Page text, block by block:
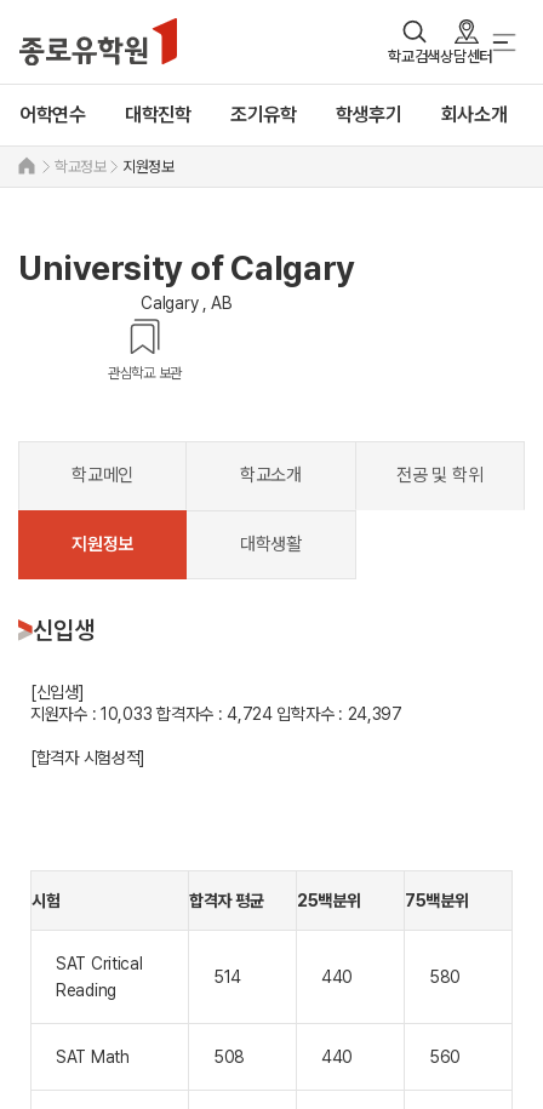
학교검색상담센터
어학연수 대학진학 조기유학 학생후기 회사소개
학교정보 지원정보
University of Calgary
Calgary , AB
관심학교 보관
학교메인 학교소개 전공 및 학위
지원정보 대학생활
신입생
[신입생]
지원자수 : 10,033 합격자수 : 4,724 입학자수 : 24,397
[합격자 시험성적]
시험 합격자 평균 25백분위 75백분위
SAT Critical
Reading
514 440 580
SAT Math 508 440 560